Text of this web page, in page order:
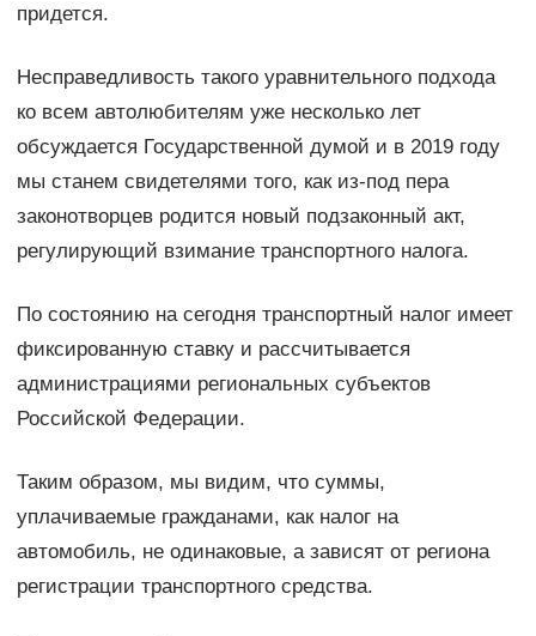
придется.
Несправедливость такого уравнительного подхода
ко всем автолюбителям уже несколько лет
обсуждается Государственной думой и в 2019 году
мы станем свидетелями того, как из-под пера
законотворцев родится новый подзаконный акт,
регулирующий взимание транспортного налога.
По состоянию на сегодня транспортный налог имеет
фиксированную ставку и рассчитывается
администрациями региональных субъектов
Российской Федерации.
Таким образом, мы видим, что суммы,
уплачиваемые гражданами, как налог на
автомобиль, не одинаковые, а зависят от региона
регистрации транспортного средства.